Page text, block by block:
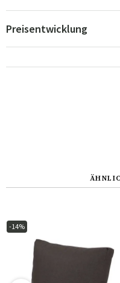
Preisentwicklung
-14%